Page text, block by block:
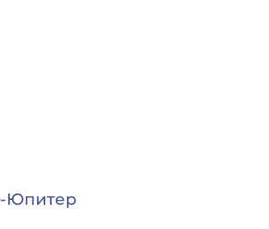
-Юпитер